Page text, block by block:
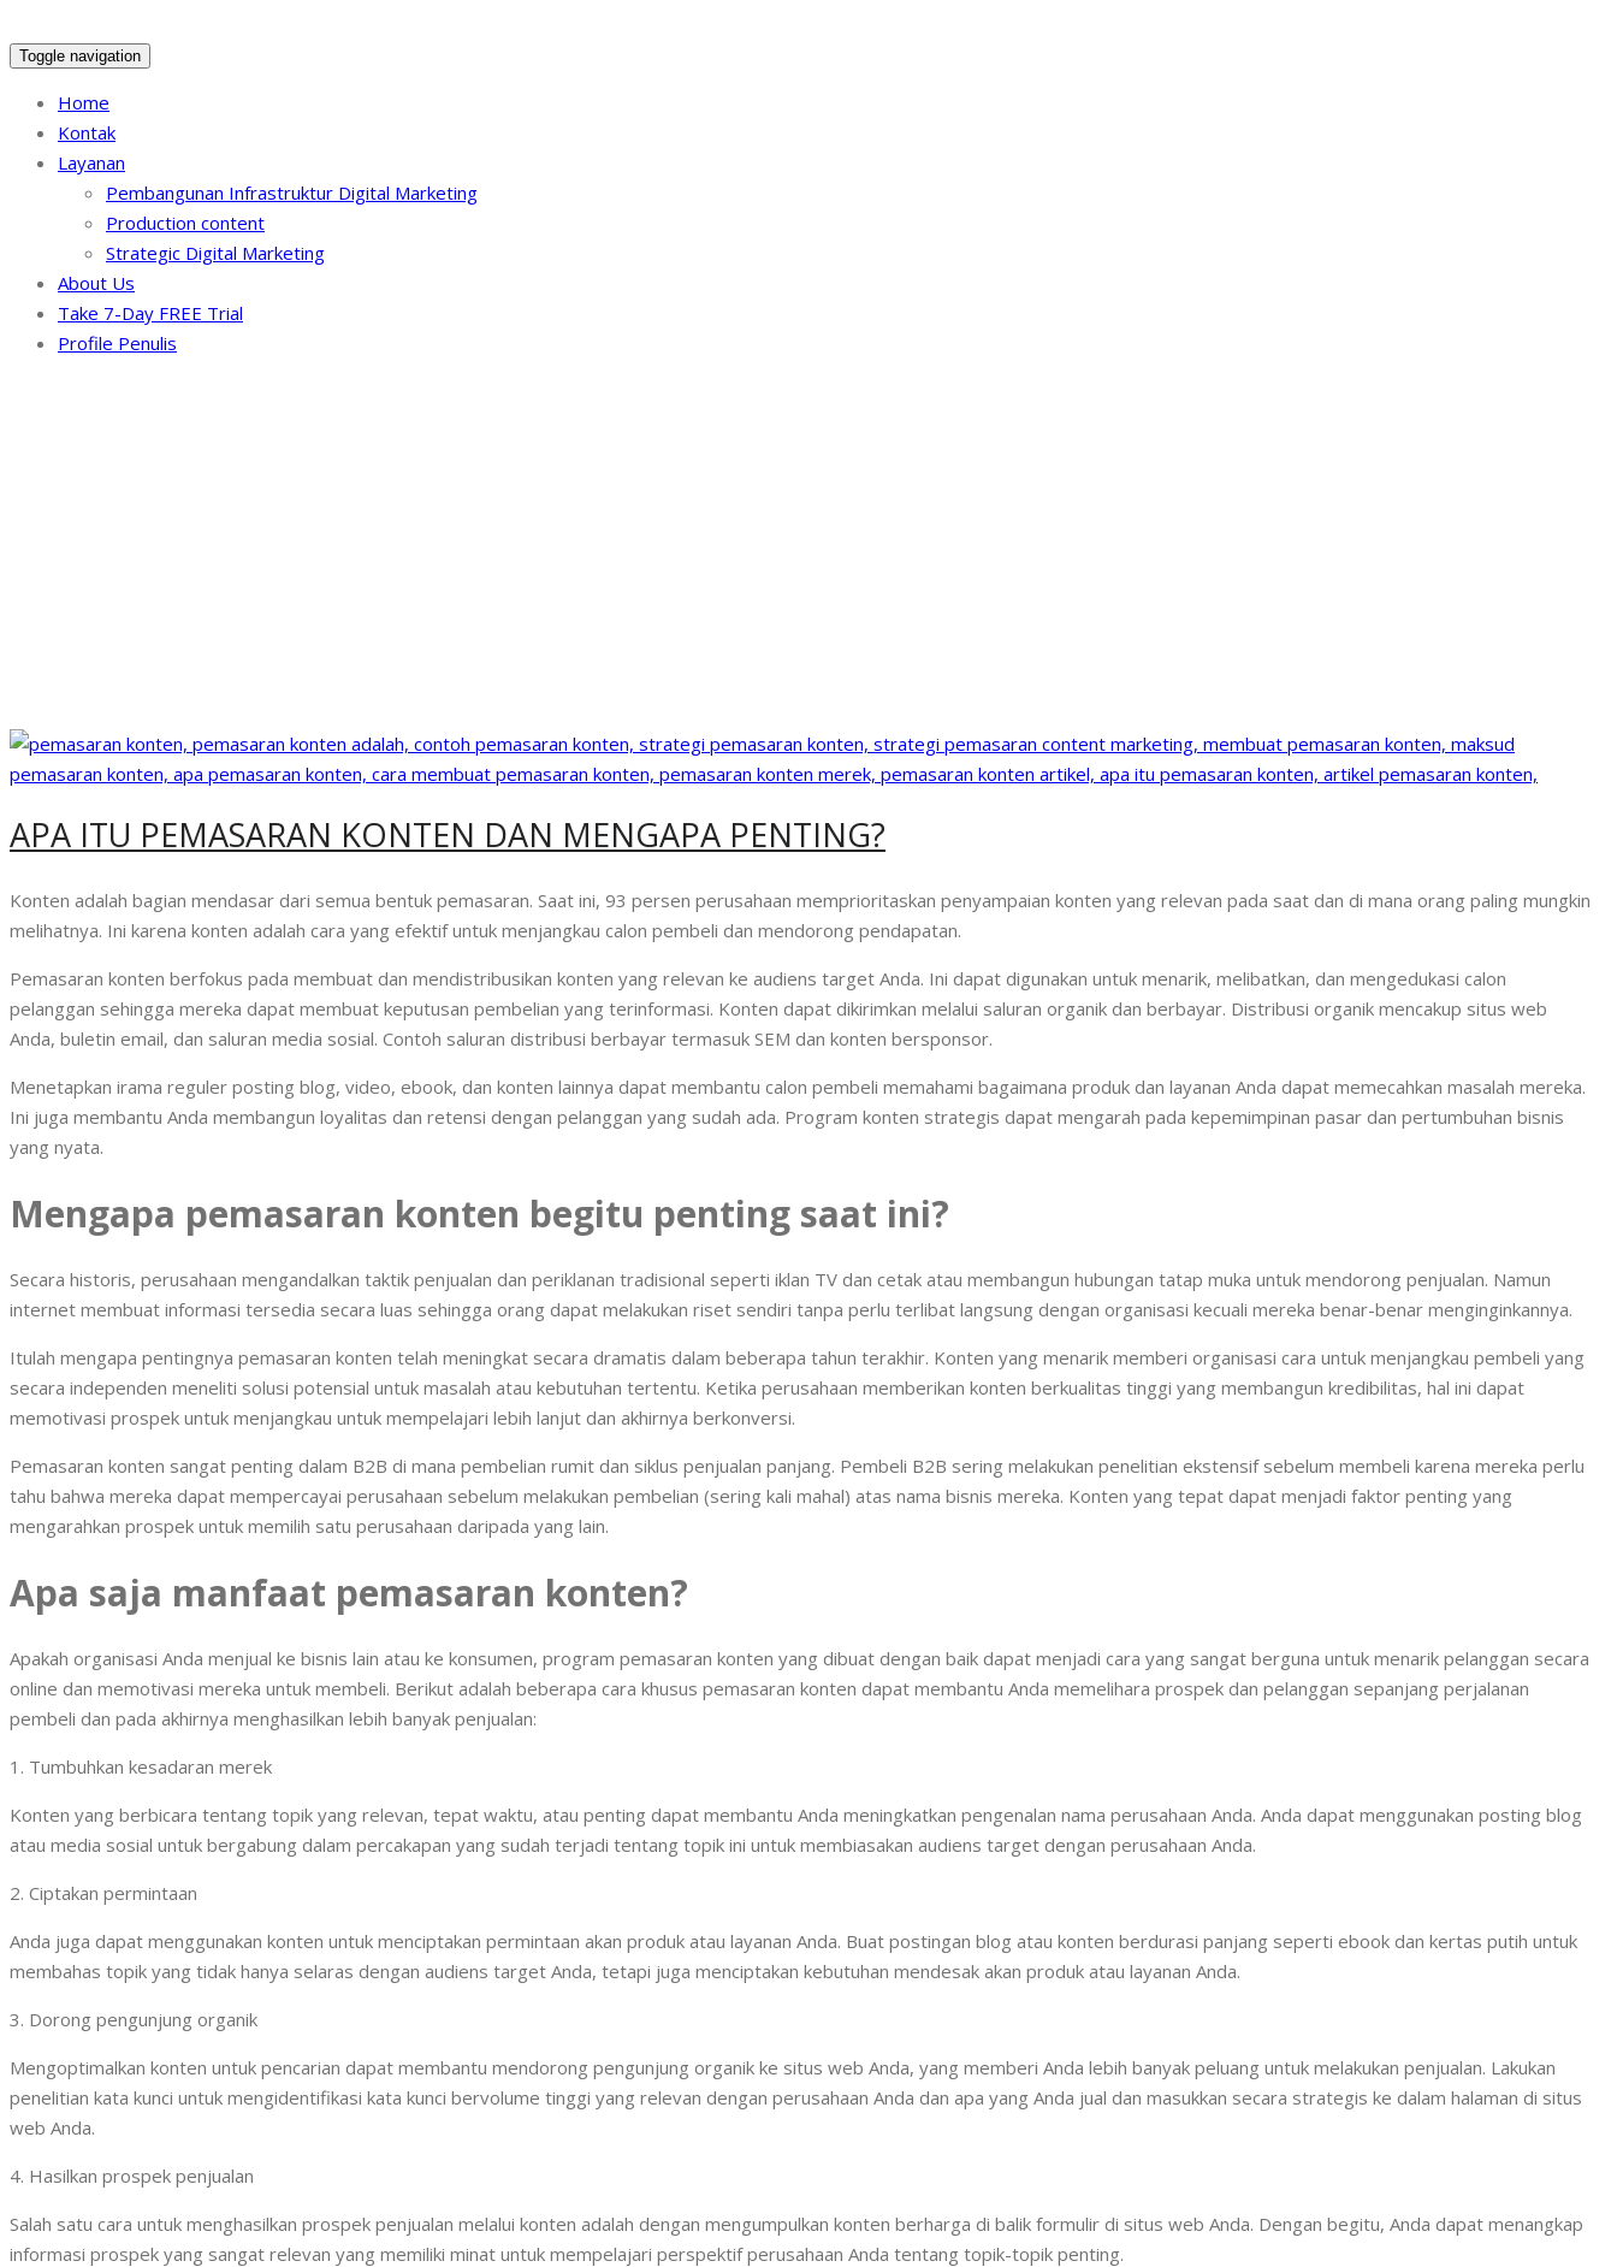
Toggle navigation
Home
Kontak
Layanan
Pembangunan Infrastruktur Digital Marketing
Production content
Strategic Digital Marketing
About Us
Take 7-Day FREE Trial
Profile Penulis
APA ITU PEMASARAN KONTEN DAN MENGAPA PENTING?
Konten adalah bagian mendasar dari semua bentuk pemasaran. Saat ini, 93 persen perusahaan memprioritaskan penyampaian konten yang relevan pada saat dan di mana orang paling mungkin
melihatnya. Ini karena konten adalah cara yang efektif untuk menjangkau calon pembeli dan mendorong pendapatan.
Pemasaran konten berfokus pada membuat dan mendistribusikan konten yang relevan ke audiens target Anda. Ini dapat digunakan untuk menarik, melibatkan, dan mengedukasi calon
pelanggan sehingga mereka dapat membuat keputusan pembelian yang terinformasi. Konten dapat dikirimkan melalui saluran organik dan berbayar. Distribusi organik mencakup situs web
Anda, buletin email, dan saluran media sosial. Contoh saluran distribusi berbayar termasuk SEM dan konten bersponsor.
Menetapkan irama reguler posting blog, video, ebook, dan konten lainnya dapat membantu calon pembeli memahami bagaimana produk dan layanan Anda dapat memecahkan masalah mereka.
Ini juga membantu Anda membangun loyalitas dan retensi dengan pelanggan yang sudah ada. Program konten strategis dapat mengarah pada kepemimpinan pasar dan pertumbuhan bisnis
yang nyata.
Mengapa pemasaran konten begitu penting saat ini?
Secara historis, perusahaan mengandalkan taktik penjualan dan periklanan tradisional seperti iklan TV dan cetak atau membangun hubungan tatap muka untuk mendorong penjualan. Namun
internet membuat informasi tersedia secara luas sehingga orang dapat melakukan riset sendiri tanpa perlu terlibat langsung dengan organisasi kecuali mereka benar-benar menginginkannya.
Itulah mengapa pentingnya pemasaran konten telah meningkat secara dramatis dalam beberapa tahun terakhir. Konten yang menarik memberi organisasi cara untuk menjangkau pembeli yang
secara independen meneliti solusi potensial untuk masalah atau kebutuhan tertentu. Ketika perusahaan memberikan konten berkualitas tinggi yang membangun kredibilitas, hal ini dapat
memotivasi prospek untuk menjangkau untuk mempelajari lebih lanjut dan akhirnya berkonversi.
Pemasaran konten sangat penting dalam B2B di mana pembelian rumit dan siklus penjualan panjang. Pembeli B2B sering melakukan penelitian ekstensif sebelum membeli karena mereka perlu
tahu bahwa mereka dapat mempercayai perusahaan sebelum melakukan pembelian (sering kali mahal) atas nama bisnis mereka. Konten yang tepat dapat menjadi faktor penting yang
mengarahkan prospek untuk memilih satu perusahaan daripada yang lain.
Apa saja manfaat pemasaran konten?
Apakah organisasi Anda menjual ke bisnis lain atau ke konsumen, program pemasaran konten yang dibuat dengan baik dapat menjadi cara yang sangat berguna untuk menarik pelanggan secara
online dan memotivasi mereka untuk membeli. Berikut adalah beberapa cara khusus pemasaran konten dapat membantu Anda memelihara prospek dan pelanggan sepanjang perjalanan
pembeli dan pada akhirnya menghasilkan lebih banyak penjualan:
1. Tumbuhkan kesadaran merek
Konten yang berbicara tentang topik yang relevan, tepat waktu, atau penting dapat membantu Anda meningkatkan pengenalan nama perusahaan Anda. Anda dapat menggunakan posting blog
atau media sosial untuk bergabung dalam percakapan yang sudah terjadi tentang topik ini untuk membiasakan audiens target dengan perusahaan Anda.
2. Ciptakan permintaan
Anda juga dapat menggunakan konten untuk menciptakan permintaan akan produk atau layanan Anda. Buat postingan blog atau konten berdurasi panjang seperti ebook dan kertas putih untuk
membahas topik yang tidak hanya selaras dengan audiens target Anda, tetapi juga menciptakan kebutuhan mendesak akan produk atau layanan Anda.
3. Dorong pengunjung organik
Mengoptimalkan konten untuk pencarian dapat membantu mendorong pengunjung organik ke situs web Anda, yang memberi Anda lebih banyak peluang untuk melakukan penjualan. Lakukan
penelitian kata kunci untuk mengidentifikasi kata kunci bervolume tinggi yang relevan dengan perusahaan Anda dan apa yang Anda jual dan masukkan secara strategis ke dalam halaman di situs
web Anda.
4. Hasilkan prospek penjualan
Salah satu cara untuk menghasilkan prospek penjualan melalui konten adalah dengan mengumpulkan konten berharga di balik formulir di situs web Anda. Dengan begitu, Anda dapat menangkap
informasi prospek yang sangat relevan yang memiliki minat untuk mempelajari perspektif perusahaan Anda tentang topik-topik penting.